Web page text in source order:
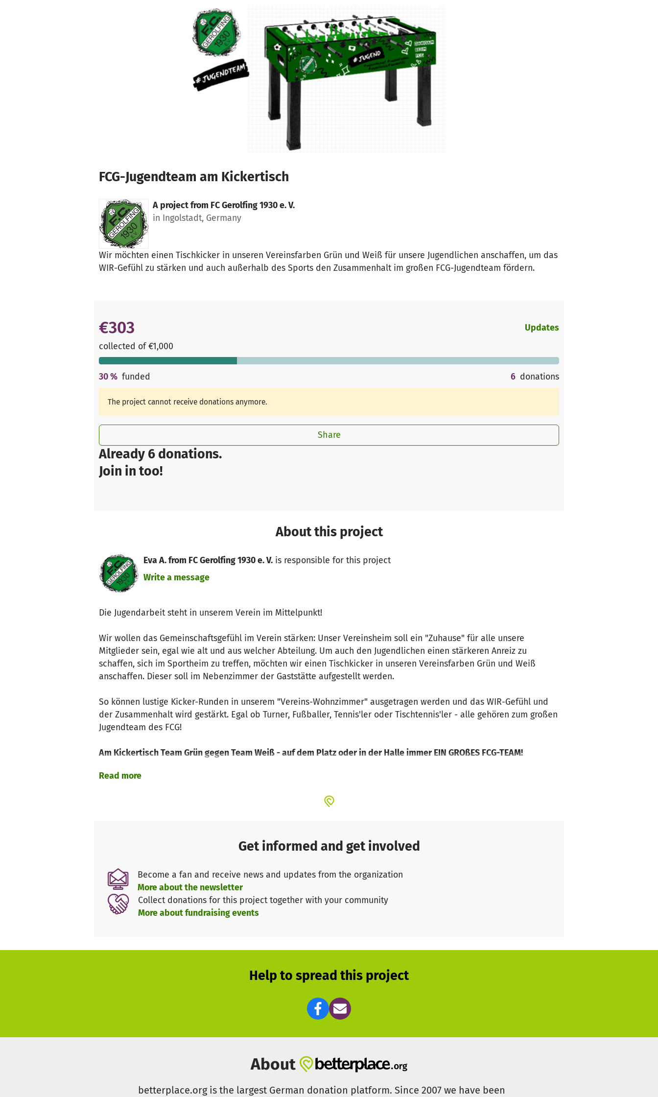
FCG-Jugendteam am Kickertisch
A project from FC Gerolfing 1930 e. V.
in Ingolstadt, Germany
Wir möchten einen Tischkicker in unseren Vereinsfarben Grün und Weiß für unsere Jugendlichen anschaffen, um das
WIR-Gefühl zu stärken und auch außerhalb des Sports den Zusammenhalt im großen FCG-Jugendteam fördern.
Already 6 donations.
Join in too!
€303
collected of €1,000
Updates
30% funded 6 donations
The project cannot receive donations anymore.
Share
About this project
Eva A. from FC Gerolfing 1930 e. V.is responsible for this project
Write a message
Die Jugendarbeit steht in unserem Verein im Mittelpunkt!
Wir wollen das Gemeinschaftsgefühl im Verein stärken: Unser Vereinsheim soll ein "Zuhause" für alle unsere
Mitglieder sein, egal wie alt und aus welcher Abteilung. Um auch den Jugendlichen einen stärkeren Anreiz zu
schaffen, sich im Sportheim zu treffen, möchten wir einen Tischkicker in unseren Vereinsfarben Grün und Weiß
anschaffen. Dieser soll im Nebenzimmer der Gaststätte aufgestellt werden.
So können lustige Kicker-Runden in unserem "Vereins-Wohnzimmer" ausgetragen werden und das WIR-Gefühl und
der Zusammenhalt wird gestärkt. Egal ob Turner, Fußballer, Tennis'ler oder Tischtennis'ler - alle gehören zum großen
Jugendteam des FCG!
Am Kickertisch Team Grün gegen Team Weiß - auf dem Platz oder in der Halle immer EIN GROßES FCG-TEAM!
Danke, dass du einen Beitrag zu unserem Projekt leistest! Jeder Euro zählt! Die Kinder und Jugendlichen des FC
Folge uns auch auf Facebook @fcgerolfing1930 und Instagram @fcgerolfing !
Read more
Get informed and get involved
Become a fan and receive news and updates from the organization
More about the newsletter
Collect donations for this project together with your community
More about fundraising events
Help to spread this project
About
betterplace.org is the largest German donation platform. Since 2007 we have been